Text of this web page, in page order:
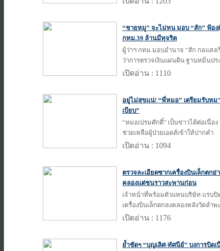
“ชายหมู” จะไม่ทน มอบ “สัก” ฟ้อ
กทม.39 ล้านมีทุจริต
ผู้ว่าฯ กทม.มอบอำนาจ “สัก กอแสง
ว่าการตรวจเงินแผ่นดิน ฐานหมิ่นปร
เปิดอ่าน : 1110
อยู่ไม่สุขแน่! “พี่หมอ” เตรียมรับหม
เบียบ”
“หมอเปรมศักดิ์” เป็นข่าวได้ต่อเนื่
ช่วยเหลือผู้ป่วยเอดส์เข้าให้ปากคำ
เปิดอ่าน : 1094
ตรวจละเอียดซากเครื่องบินเล็กตก
คลองแต่ชนราวสะพานก่อน
เจ้าหน้าที่พร้อมตัวแทนบริษัท แรบบิ
เครื่องบินเล็กตกลงคลองหลังวัดลำพ
เปิดอ่าน : 1176
ย้ำชัดๆ “บุญเลิศ-ทัศนีย์” บงการบิดเ